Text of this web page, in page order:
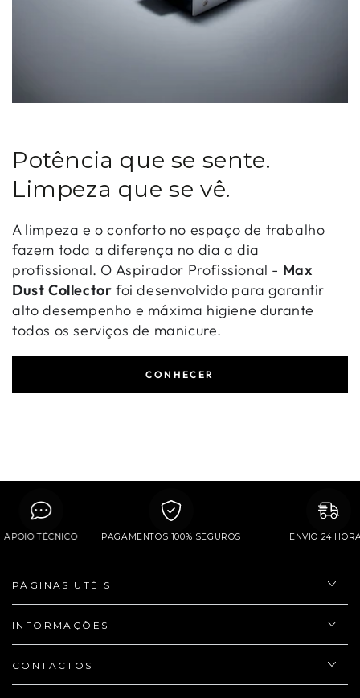
Potência que se sente.
Limpeza que se vê.
A limpeza e o conforto no espaço de trabalho
fazem toda a diferença no dia a dia
profissional. O Aspirador Profissional - Max
Dust Collector foi desenvolvido para garantir
alto desempenho e máxima higiene durante
todos os serviços de manicure.
CONHECER
APOIO TÉCNICO PAGAMENTOS 100% SEGUROS ENVIO 24
PÁGINAS UTÉIS
INFORMAÇÕES
CONTACTOS